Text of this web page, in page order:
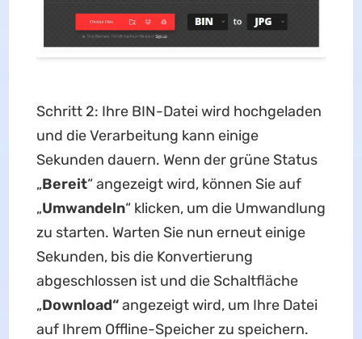
Schritt 2: Ihre BIN-Datei wird hochgeladen
und die Verarbeitung kann einige
Sekunden dauern. Wenn der grüne Status
„Bereit“ angezeigt wird, können Sie auf
„Umwandeln“ klicken, um die Umwandlung
zu starten. Warten Sie nun erneut einige
Sekunden, bis die Konvertierung
abgeschlossen ist und die Schaltfläche
„Download“angezeigt wird, um Ihre Datei
auf Ihrem Offline-Speicher zu speichern.